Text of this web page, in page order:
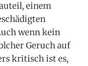
einem
wenn kein
Geruch auf
kritisch ist es,